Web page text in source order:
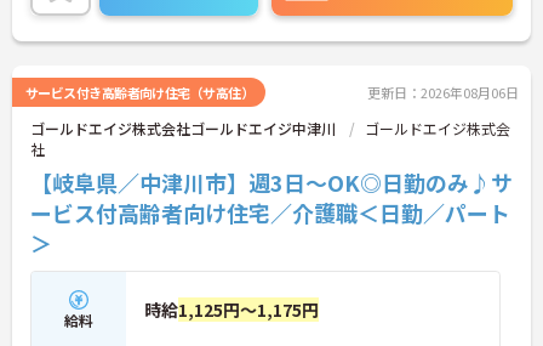
サービス付き高齢者向け住宅（サ高住） 更新日：2026年08月06日
ゴールドエイジ株式会社ゴールドエイジ中津川
ゴールドエイジ株式会
社
【岐阜県／中津川市】週3日～OK◎日勤のみ♪サ
ービス付高齢者向け住宅／介護職＜日勤／パート
＞
給料 時給1,125円～1,175円